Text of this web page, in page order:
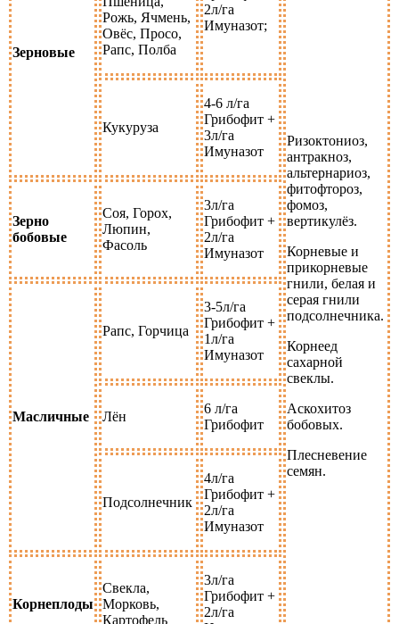
Зерновые
Рожь, Ячмень,
Овёс, Просо,
Рапс, Полба
2л/га
Имуназот;
Ризоктониоз,
антракноз,
альтернариоз,
фитофтороз,
фомоз,
вертикулёз.
Корневые и
прикорневые
гнили, белая и
серая гнили
подсолнечника.
Корнеед
сахарной
свеклы.
Аскохитоз
бобовых.
Плесневение
семян.
Кукуруза
4-6 л/га
Грибофит +
3л/га
Имуназот
Зерно
бобовые
Соя, Горох,
Люпин,
Фасоль
3л/га
Грибофит +
2л/га
Имуназот
Масличные
Рапс, Горчица
3-5л/га
Грибофит +
1л/га
Имуназот
Лён
6 л/га
Грибофит
Подсолнечник
4л/га
Грибофит +
2л/га
Имуназот
Корнеплоды
Свекла,
Морковь,
Картофель
3л/га
Грибофит +
2л/га